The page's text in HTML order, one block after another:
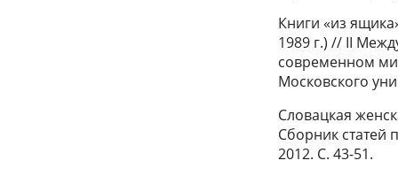
Книги «из
1989 г.) // II
современном
Московского
Словацкая
Сборник статей
2012. С. 43-51.